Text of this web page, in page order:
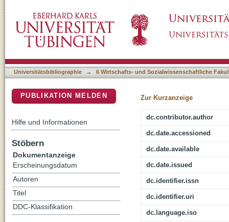
Neoliberalism
Universitätsbibliographie → 6 Wirtschafts- und Sozialwissenschaftliche
Zur Kurzanzeige
dc.contributor.author
dc.date.accessioned
dc.date.available
dc.date.issued
dc.identifier.issn
dc.identifier.uri
dc.language.iso
PUBLIKATION MELDEN
Hilfe und Informationen
Stöbern
Dokumentanzeige
Erscheinungsdatum
Autoren
Titel
DDC-Klassifikation